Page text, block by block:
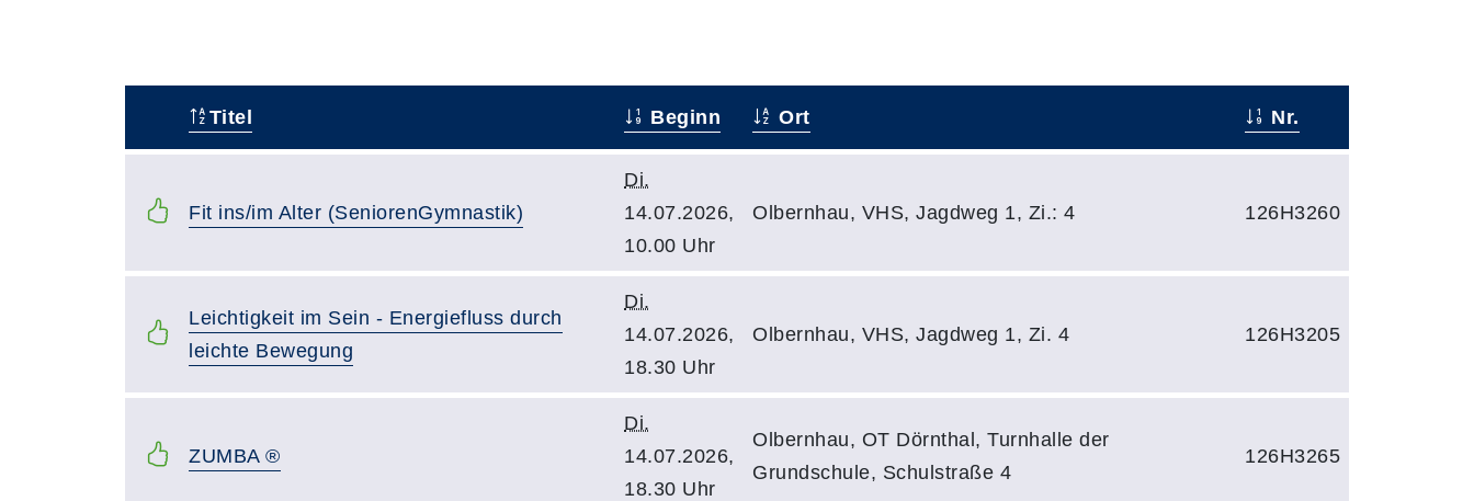
Titel Beginn Ort Nr.
Fit ins/im Alter (SeniorenGymnastik)
Di.
14.07.2026,
10.00 Uhr
Olbernhau, VHS, Jagdweg 1, Zi.: 4 126H3260
Leichtigkeit im Sein - Energiefluss durch
leichte Bewegung
Di.
14.07.2026,
18.30 Uhr
Olbernhau, VHS, Jagdweg 1, Zi. 4 126H3205
ZUMBA ®
Di.
14.07.2026,
18.30 Uhr
Olbernhau, OT Dörnthal, Turnhalle der
Grundschule, Schulstraße 4
126H3265